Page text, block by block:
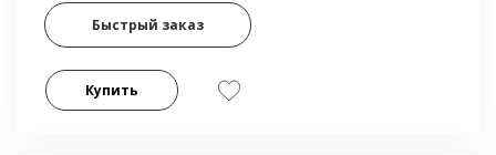
Быстрый заказ
Купить